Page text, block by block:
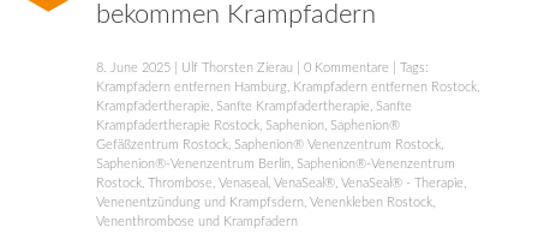
bekommen Krampfadern
8. June 2025 Ulf Thorsten Zierau 0 Kommentare | Tags:
Krampfadern entfernen Hamburg, Krampfadern entfernen Rostock,
Krampfadertherapie, Sanfte Krampfadertherapie, Sanfte
Krampfadertherapie Rostock, Saphenion, Saphenion®
Gefäßzentrum Rostock, Saphenion® Venenzentrum Rostock,
Saphenion®-Venenzentrum Berlin, Saphenion®-Venenzentrum
Rostock, Thrombose, Venaseal , VenaSeal®, VenaSeal® - Therapie,
Venenentzündung und Krampfsdern, Venenkleben Rostock,
Venenthrombose und Krampfadern